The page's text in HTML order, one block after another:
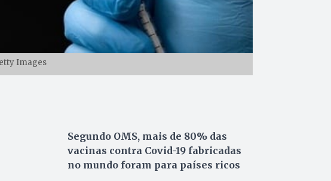
Images
Segundo OMS, mais de 80% das
vacinas contra Covid-19 fabricadas
no mundo foram para países ricos